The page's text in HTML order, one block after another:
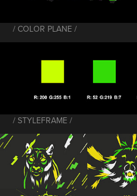
/ COLOR PLANE /
/ STYLEFRAME /